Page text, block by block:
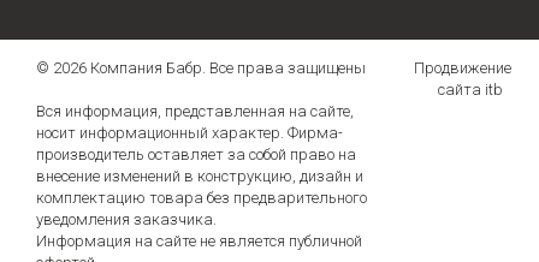
© 2026 Компания Бабр. Все права защищены
Вся информация, представленная на сайте,
носит информационный характер. Фирма-
производитель оставляет за собой право на
внесение изменений в конструкцию, дизайн и
комплектацию товара без предварительного
уведомления заказчика.
Информация на сайте не является публичной
Продвижение
сайта itb